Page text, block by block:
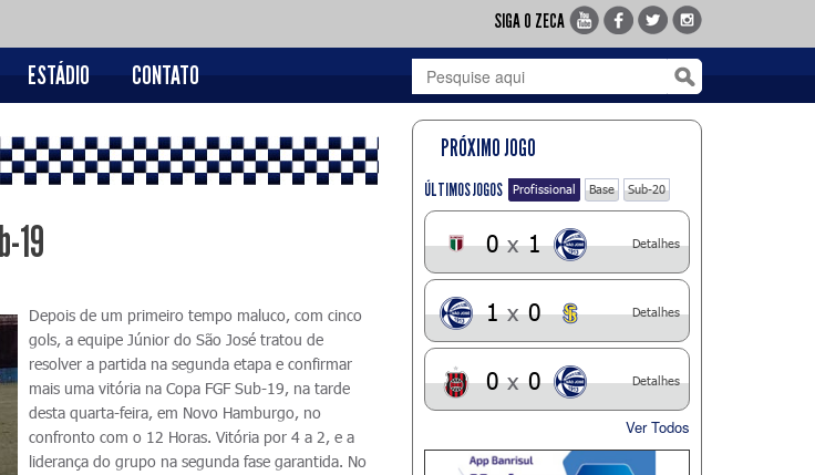
SIGA O ZECA
ESTÁDIO CONTATO
19
Depois de um primeiro tempo maluco, com cinco
gols, a equipe Júnior do São José tratou de
resolver a partida na segunda etapa e confirmar
mais uma vitória na Copa FGF Sub-19, na tarde
desta quarta-feira, em Novo Hamburgo, no
confronto com o 12 Horas. Vitória por 4 a 2, e a
liderança do grupo na segunda fase garantida. No
PRÓXIMO JOGO
ÚLTIMOS JOGOS Profissional Base Sub-20
0 x 1 Detalhes
1 x 0 Detalhes
0 x 0 Detalhes
Ver Todos